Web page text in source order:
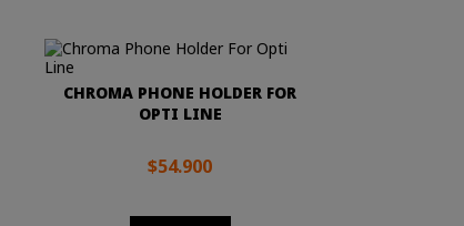
CHROMA PHONE HOLDER FOR
OPTI LINE
$54.900